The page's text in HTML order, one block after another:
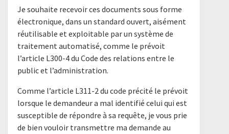
Je souhaite recevoir ces documents sous forme
électronique, dans un standard ouvert, aisément
réutilisable et exploitable par un système de
traitement automatisé, comme le prévoit
l’article L300-4 du Code des relations entre le
public et l’administration.
Comme l’article L311-2 du code précité le prévoit
lorsque le demandeur a mal identifié celui qui est
susceptible de répondre à sa requête, je vous prie
de bien vouloir transmettre ma demande au